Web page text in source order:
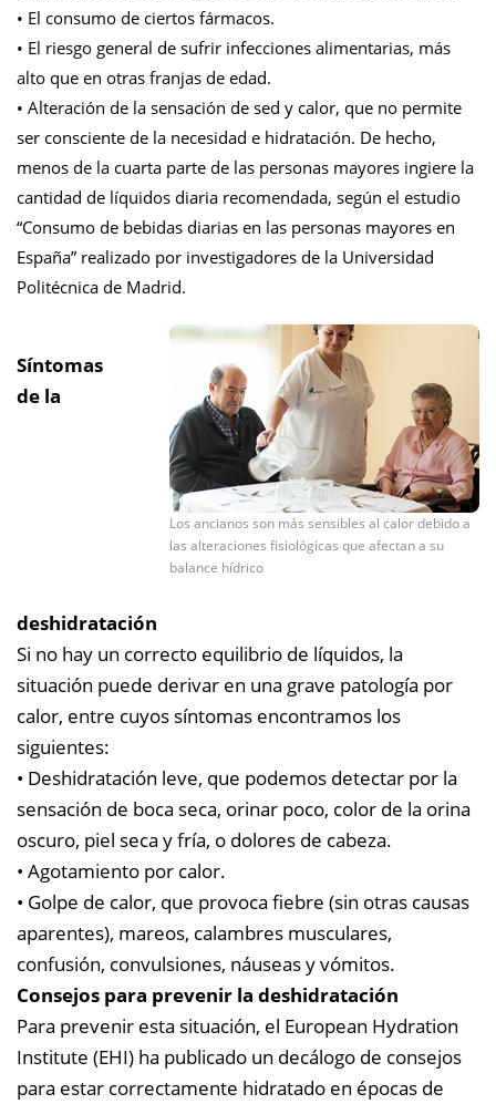
• El consumo de ciertos fármacos.
• El riesgo general de sufrir infecciones alimentarias, más
alto que en otras franjas de edad.
• Alteración de la sensación de sed y calor, que no permite
ser consciente de la necesidad e hidratación. De hecho,
menos de la cuarta parte de las personas mayores ingiere la
cantidad de líquidos diaria recomendada, según el estudio
“Consumo de bebidas diarias en las personas mayores en
España” realizado por investigadores de la Universidad
Politécnica de Madrid.
Los ancianos son más sensibles al calor debido a
las alteraciones fisiológicas que afectan a su
balance hídrico
Síntomas
de la
deshidratación
Si no hay un correcto equilibrio de líquidos, la
situación puede derivar en una grave patología por
calor, entre cuyos síntomas encontramos los
siguientes:
• Deshidratación leve, que podemos detectar por la
sensación de boca seca, orinar poco, color de la orina
oscuro, piel seca y fría, o dolores de cabeza.
• Agotamiento por calor.
• Golpe de calor, que provoca fiebre (sin otras causas
aparentes), mareos, calambres musculares,
confusión, convulsiones, náuseas y vómitos.
Consejos para prevenir la deshidratación
Para prevenir esta situación, el European Hydration
Institute (EHI) ha publicado un decálogo de consejos
para estar correctamente hidratado en épocas de